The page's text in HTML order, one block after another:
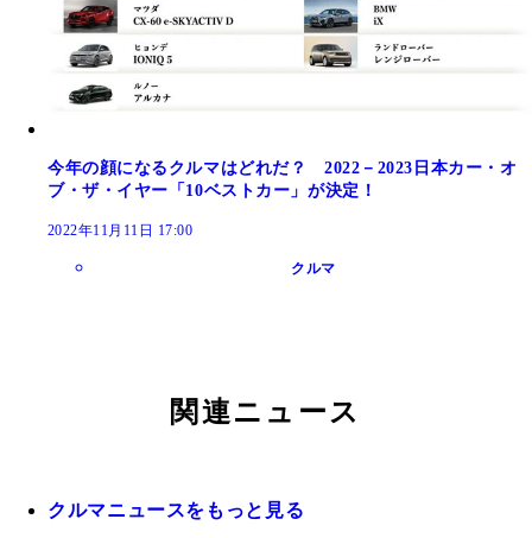
今年の顔になるクルマはどれだ？ 2022－2023日本カー・オ
ブ・ザ・イヤー「10ベストカー」が決定！
2022年11月11日 17:00
クルマ
関連ニュース
クルマニュースをもっと見る